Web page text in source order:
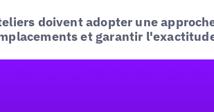
doivent adopter une
et garantir